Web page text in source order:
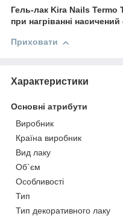
Гель-лак Kira Nails
при нагріванні
Приховати
Характеристики
Основні атрибути
Виробник
Країна виробник
Вид лаку
Об`єм
Особливості
Тип
Тип декоративного лаку